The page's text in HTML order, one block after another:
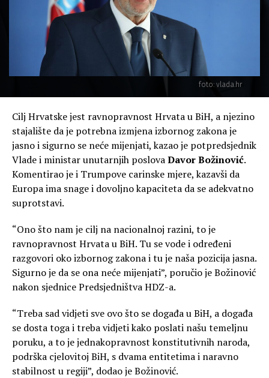
foto: vlada.hr
Cilj Hrvatske jest ravnopravnost Hrvata u BiH, a njezino
stajalište da je potrebna izmjena izbornog zakona je
jasno i sigurno se neće mijenjati, kazao je potpredsjednik
Vlade i ministar unutarnjih poslovaDavor Božinović.
Komentirao je i Trumpove carinske mjere, kazavši da
Europa ima snage i dovoljno kapaciteta da se adekvatno
suprotstavi.
“Ono što nam je cilj na nacionalnoj razini, to je
ravnopravnost Hrvata u BiH. Tu se vode i određeni
razgovori oko izbornog zakona i tu je naša pozicija jasna.
Sigurno je da se ona neće mijenjati”, poručio je Božinović
nakon sjednice Predsjedništva HDZ-a.
“Treba sad vidjeti sve ovo što se događa u BiH, a događa
se dosta toga i treba vidjeti kako poslati našu temeljnu
poruku, a to je jednakopravnost konstitutivnih naroda,
podrška cjelovitoj BiH, s dvama entitetima i naravno
stabilnost u regiji”, dodao je Božinović.